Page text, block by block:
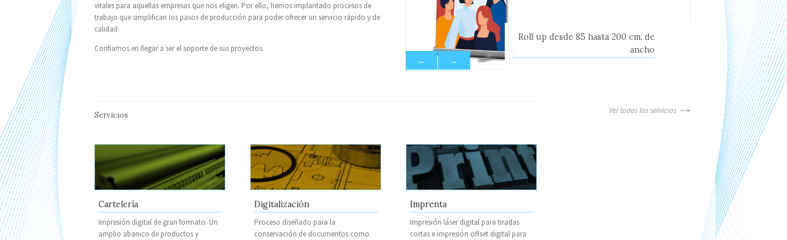
vitales para aquellas empresas que nos eligen. Por ello, hemos implantado procesos de
trabajo que simplifican los pasos de producción para poder ofrecer un servicio rápido y de
calidad.
Confiamos en llegar a ser el soporte de sus proyectos.
Roll up desde 85 hasta 200 cm. de
ancho
← →
Servicios Ver todos los servicios
Cartelería
Impresión digital de gran formato. Un
amplio abanico de productos y
Digitalización
Proceso diseñado para la
conservación de documentos como
Imprenta
Impresión láser digital para tiradas
cortas e impresión offset digital para